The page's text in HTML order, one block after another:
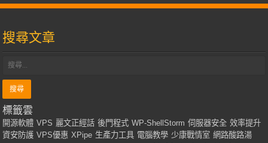
搜尋文章
標籤雲
開源軟體 VPS 麗文正經話 後門程式 WP-ShellStorm 伺服器安全 效率提升
資安防護 VPS優惠 XPipe 生產力工具 電腦教學 少康戰情室 網路酸路湯